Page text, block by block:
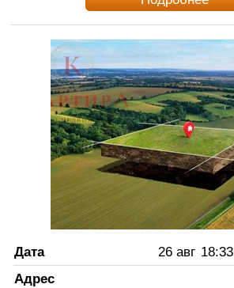
Дата 26 авг 18:33
Адрес